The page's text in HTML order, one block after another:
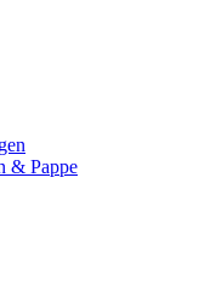
& Pappe